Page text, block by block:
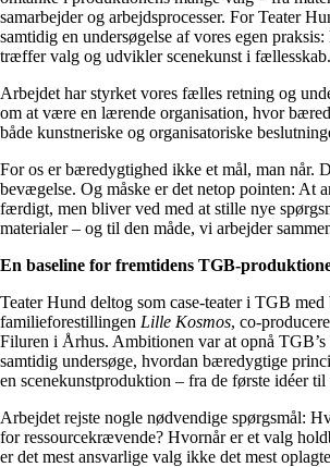
samarbejder og arbejdsprocesser. For Teater
samtidig en undersøgelse af vores egen
træffer valg og udvikler scenekunst i fællesskab.
Arbejdet har styrket vores fælles retning og
om at være en lærende organisation, hvor
både kunstneriske og organisatoriske
For os er bæredygtighed ikke et mål, man når.
bevægelse. Og måske er det netop pointen: At
færdigt, men bliver ved med at stille nye
materialer – og til den måde, vi arbejder
En baseline for fremtidens TGB-
Teater Hund deltog som case-teater i TGB med
familieforestillingen Lille Kosmos, co-
Filuren i Århus. Ambitionen var at opnå
samtidig undersøge, hvordan bæredygtige
en scenekunstproduktion – fra de første idéer
Arbejdet rejste nogle nødvendige spørgsmål:
for ressourcekrævende? Hvornår er et valg
er det mest ansvarlige valg ikke det mest